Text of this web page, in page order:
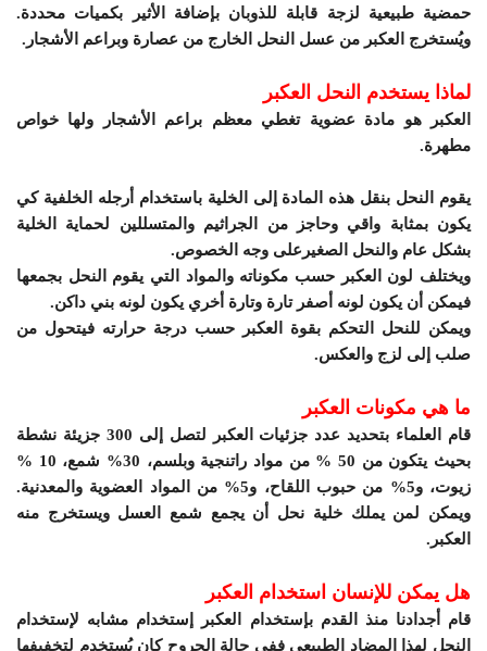
حمضية طبيعية لزجة قابلة للذوبان بإضافة الأثير بكميات محددة.
ويُستخرج العكبر من عسل النحل الخارج من عصارة وبراعم الأشجار.
لماذا يستخدم النحل العكبر
العكبر هو مادة عضوية تغطي معظم براعم الأشجار ولها خواص
مطهرة.
يقوم النحل بنقل هذه المادة إلى الخلية باستخدام أرجله الخلفية كي
يكون بمثابة واقي وحاجز من الجراثيم والمتسللين لحماية الخلية
بشكل عام والنحل الصغيرعلى وجه الخصوص.
ويختلف لون العكبر حسب مكوناته والمواد التي يقوم النحل بجمعها
فيمكن أن يكون لونه أصفر تارة وتارة أخري يكون لونه بني داكن.
ويمكن للنحل التحكم بقوة العكبر حسب درجة حرارته فيتحول من
صلب إلى لزج والعكس.
ما هي مكونات العكبر
قام العلماء بتحديد عدد جزئيات العكبر لتصل إلى 300 جزيئة نشطة
بحيث يتكون من 50 % من مواد راتنجية وبلسم، 30% شمع، 10 %
زيوت، و5% من حبوب اللقاح، و5% من المواد العضوية والمعدنية.
ويمكن لمن يملك خلية نحل أن يجمع شمع العسل ويستخرج منه
العكبر.
هل يمكن للإنسان استخدام العكبر
قام أجدادنا منذ القدم بإستخدام العكبر إستخدام مشابه لإستخدام
النحل لهذا المضاد الطبيعي ففي حالة الجروح كان يُستخدم لتخفيفها